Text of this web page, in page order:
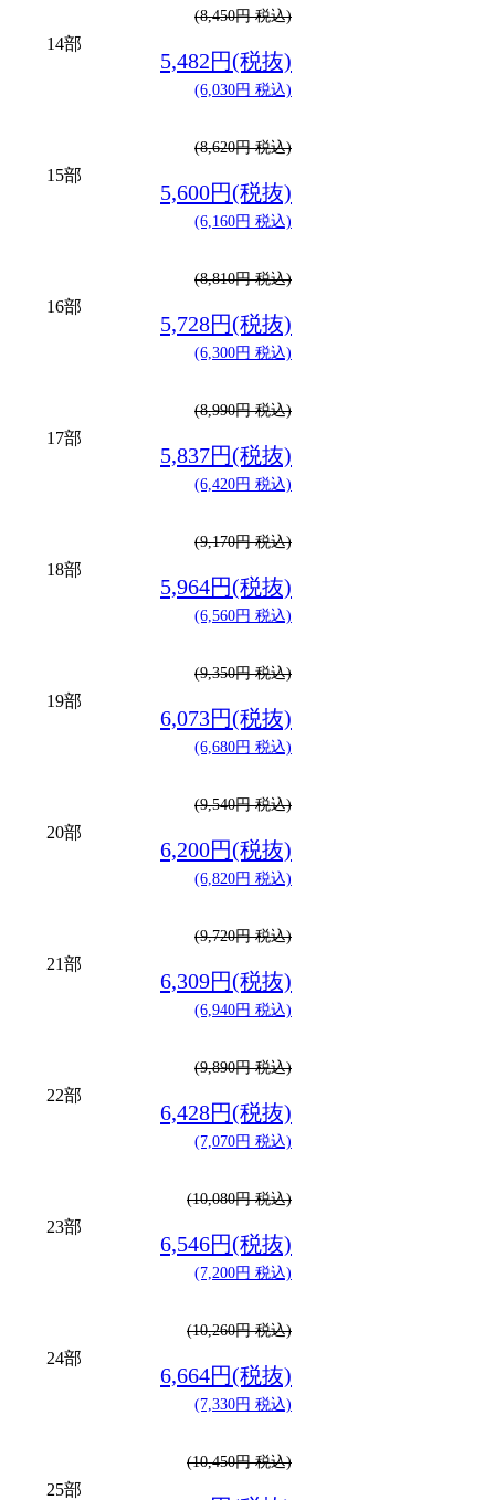
14部
(8,450円 税込)
5,482円(税抜)
(6,030円 税込)
15部
(8,620円 税込)
5,600円(税抜)
(6,160円 税込)
16部
(8,810円 税込)
5,728円(税抜)
(6,300円 税込)
17部
(8,990円 税込)
5,837円(税抜)
(6,420円 税込)
18部
(9,170円 税込)
5,964円(税抜)
(6,560円 税込)
19部
(9,350円 税込)
6,073円(税抜)
(6,680円 税込)
20部
(9,540円 税込)
6,200円(税抜)
(6,820円 税込)
21部
(9,720円 税込)
6,309円(税抜)
(6,940円 税込)
22部
(9,890円 税込)
6,428円(税抜)
(7,070円 税込)
23部
(10,080円 税込)
6,546円(税抜)
(7,200円 税込)
24部
(10,260円 税込)
6,664円(税抜)
(7,330円 税込)
25部
(10,450円 税込)